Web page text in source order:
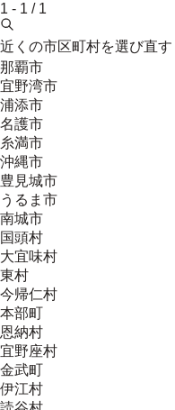
1 - 1 / 1
近くの市区町村を選び直す
那覇市
宜野湾市
浦添市
名護市
糸満市
沖縄市
豊見城市
うるま市
南城市
国頭村
大宜味村
東村
今帰仁村
本部町
恩納村
宜野座村
金武町
伊江村